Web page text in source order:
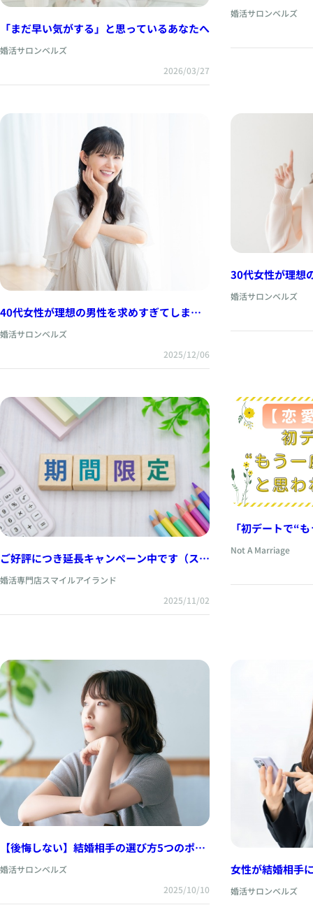
「まだ早い気がする」と思っているあなたへ
婚活サロンベルズ
2026/03/27
婚活サロンベルズ
40代女性が理想の男性を求めすぎてしまう
婚活サロンベルズ
2025/12/06
30代女性が理想
婚活サロンベルズ
ご好評につき延長キャンペーン中です（スマ
婚活専門店スマイルアイランド
2025/11/02
「初デートで“
り、「心地よさ
Not A Marriage
【後悔しない】結婚相手の選び方5つのポイ
婚活サロンベルズ
2025/10/10
女性が結婚相手
婚活サロンベルズ